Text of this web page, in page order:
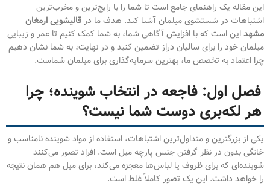
این مقاله یک راهنمای جامع است تا شما را با رایج‌ترین و مخرب‌ترین
اشتباهات در شستشوی مبلمان آشنا کند. هدف ما در قالیشویی ارمغان
مشهداین است که با افزایش آگاهی شما، به شما کمک کنیم تا عمر و زیبایی
مبلمان خود را برای سالیان دراز تضمین کنید و در نهایت، به شما نشان دهیم
چرا اعتماد به تخصص ما، بهترین سرمایه‌گذاری برای مبلمان شماست.
فصل اول: فاجعه در انتخاب شوینده؛ چرا
هر لکه‌بری دوست شما نیست؟
یکی از بزرگترین و متداول‌ترین اشتباهات، استفاده از مواد شوینده نامناسب و
خانگی بدون در نظر گرفتن جنس پارچه مبل است. افراد تصور می‌کنند
شوینده‌ای که برای ظروف یا لباس‌ها معجزه می‌کند، برای مبل هم همان نتیجه
را خواهد داشت. این یک تصور کاملاً غلط است.